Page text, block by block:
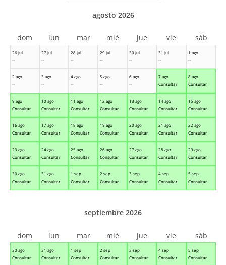
26 jul
--
27 jul
--
28 jul
--
29 jul
--
30 jul
--
31 jul
--
1 ago
--
2 ago
--
3 ago
--
4 ago
--
5 ago
--
6 ago
--
7 ago
Consultar
8 ago
Consultar
9 ago
Consultar
10 ago
Consultar
11 ago
Consultar
12 ago
Consultar
13 ago
Consultar
14 ago
Consultar
15 ago
Consultar
16 ago
Consultar
17 ago
Consultar
18 ago
Consultar
19 ago
Consultar
20 ago
Consultar
21 ago
Consultar
22 ago
Consultar
23 ago
Consultar
24 ago
Consultar
25 ago
Consultar
26 ago
Consultar
27 ago
Consultar
28 ago
Consultar
29 ago
Consultar
30 ago
Consultar
31 ago
Consultar
1 sep
Consultar
2 sep
Consultar
3 sep
Consultar
4 sep
Consultar
5 sep
Consultar
agosto 2026
dom lun mar mié jue vie sáb
30 ago
Consultar
31 ago
Consultar
1 sep
Consultar
2 sep
Consultar
3 sep
Consultar
4 sep
Consultar
5 sep
Consultar
septiembre 2026
dom lun mar mié jue vie sáb